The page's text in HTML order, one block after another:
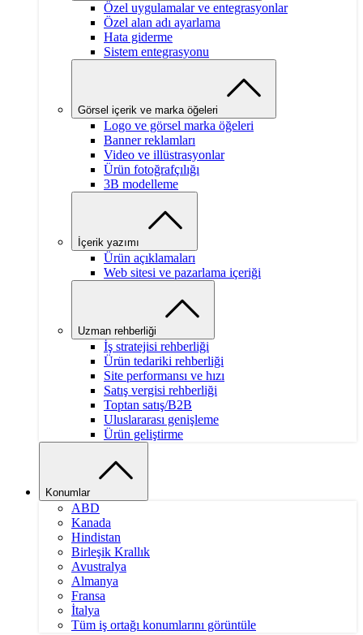
Özel uygulamalar ve entegrasyonlar
Özel alan adı ayarlama
Hata giderme
Sistem entegrasyonu
Görsel içerik ve marka öğeleri
Logo ve görsel marka öğeleri
Banner reklamları
Video ve illüstrasyonlar
Ürün fotoğrafçılığı
3B modelleme
İçerik yazımı
Ürün açıklamaları
Web sitesi ve pazarlama içeriği
Uzman rehberliği
İş stratejisi rehberliği
Ürün tedariki rehberliği
Site performansı ve hızı
Satış vergisi rehberliği
Toptan satış/B2B
Uluslararası genişleme
Ürün geliştirme
Konumlar
ABD
Kanada
Hindistan
Birleşik Krallık
Avustralya
Almanya
Fransa
İtalya
Tüm iş ortağı konumlarını görüntüle